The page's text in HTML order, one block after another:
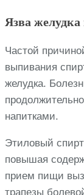
Язва желудка
Частой
выпивания
желудка.
напитками.
Этиловый
повышая
прием пищи
трапезы